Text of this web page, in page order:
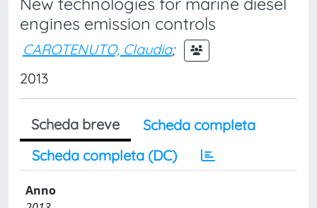
engines emission controls
CAROTENUTO, Claudia;
2013
Scheda breve
Scheda completa
Scheda completa (DC)
Anno